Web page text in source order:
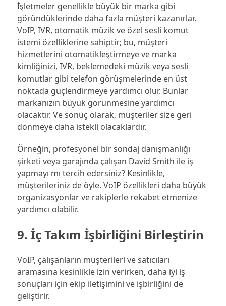
İşletmeler genellikle büyük bir marka gibi
göründüklerinde daha fazla müşteri kazanırlar.
VoIP, IVR, otomatik müzik ve özel sesli komut
istemi özelliklerine sahiptir; bu, müşteri
hizmetlerini otomatikleştirmeye ve marka
kimliğinizi, IVR, beklemedeki müzik veya sesli
komutlar gibi telefon görüşmelerinde en üst
noktada güçlendirmeye yardımcı olur. Bunlar
markanızın büyük görünmesine yardımcı
olacaktır. Ve sonuç olarak, müşteriler size geri
dönmeye daha istekli olacaklardır.
Örneğin, profesyonel bir sondaj danışmanlığı
şirketi veya garajında ​​çalışan David Smith ile iş
yapmayı mı tercih edersiniz? Kesinlikle,
müşterileriniz de öyle. VoIP özellikleri daha büyük
organizasyonlar ve rakiplerle rekabet etmenize
yardımcı olabilir.
9. İç Takım İşbirliğini Birleştirin
VoIP, çalışanların müşterileri ve satıcıları
aramasına kesinlikle izin verirken, daha iyi iş
sonuçları için ekip iletişimini ve işbirliğini de
geliştirir.